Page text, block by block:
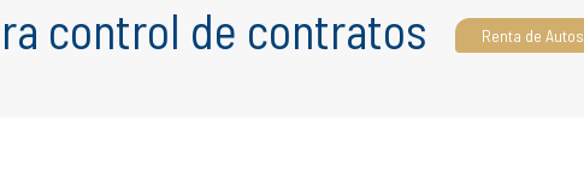
control de contratos Renta de Autos